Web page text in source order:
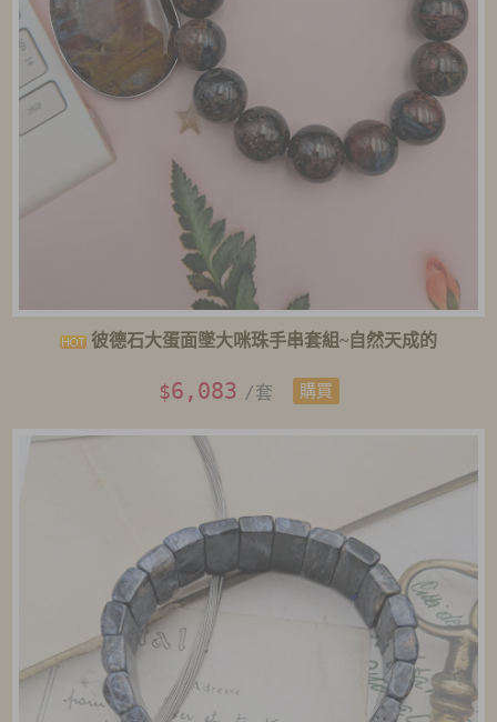
彼德石大蛋面墜大咪珠手串套組~自然天成的
$6,083 /套 購買